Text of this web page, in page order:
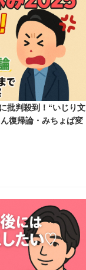
批判殺到！“いじり文
復帰論・みちょぱ変